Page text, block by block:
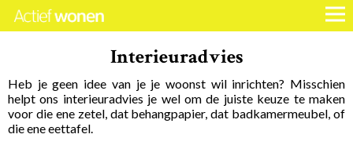
Interieuradvies
Heb je geen idee van je je woonst wil inrichten? Misschien
helpt ons interieuradvies je wel om de juiste keuze te maken
voor die ene zetel, dat behangpapier, dat badkamermeubel, of
die ene eettafel.